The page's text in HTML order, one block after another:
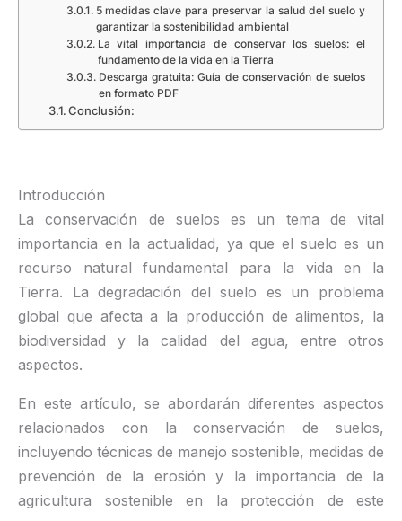
5 medidas clave para preservar la salud del suelo y
garantizar la sostenibilidad ambiental
La vital importancia de conservar los suelos: el
fundamento de la vida en la Tierra
Descarga gratuita: Guía de conservación de suelos
en formato PDF
Conclusión:
Introducción
La conservación de suelos es un tema de vital
importancia en la actualidad, ya que el suelo es un
recurso natural fundamental para la vida en la
Tierra. La degradación del suelo es un problema
global que afecta a la producción de alimentos, la
biodiversidad y la calidad del agua, entre otros
aspectos.
En este artículo, se abordarán diferentes aspectos
relacionados con la conservación de suelos,
incluyendo técnicas de manejo sostenible, medidas de
prevención de la erosión y la importancia de la
agricultura sostenible en la protección de este